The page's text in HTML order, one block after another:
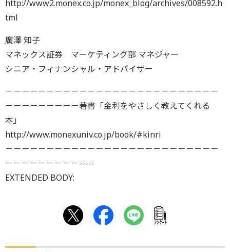
http://www2.monex.co.jp/monex_blog/archives/008592.h
tml
廣澤 知子
マネックス証券 マーケティング部 マネジャー
シニア・フィナンシャル・アドバイザー
－－－－－－－－－－－－－－－－－－－－－－－－－－
－－－－－－－－－著書「金利をやさしく教えてくれる
本」
http://www.monexuniv.co.jp/book/#kinri
－－－－－－－－－－－－－－－－－－－－－－－－－－
－－－－－－－－－-----
EXTENDED BODY:
ｱﾝｹｰﾄ